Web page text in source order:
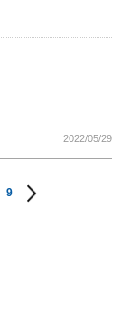
2022/05/29
9